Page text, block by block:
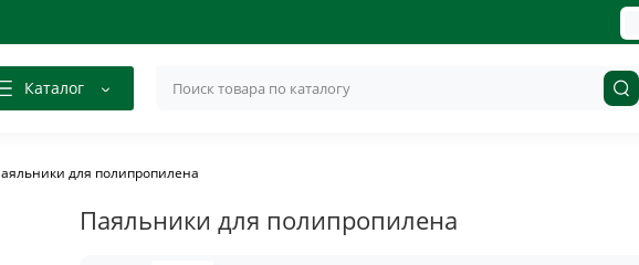
Каталог
для полипропилена
Паяльники для полипропилена